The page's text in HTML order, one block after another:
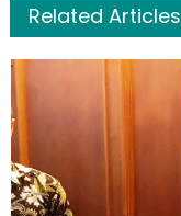
Related Articles